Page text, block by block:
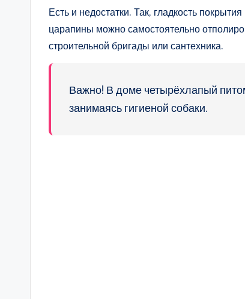
Есть и недостатки. Так, гладкость
царапины можно самостоятельно
строительной бригады или сантехника.
Важно! В доме четырёхлапый
занимаясь гигиеной собаки.